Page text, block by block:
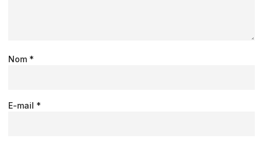
Nom *
E-mail *